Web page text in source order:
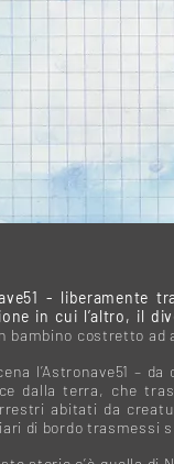
- liberamente
in cui l’altro, il
bambino costretto ad
l’Astronave51 –
dalla terra, che
abitati da
di bordo trasmessi